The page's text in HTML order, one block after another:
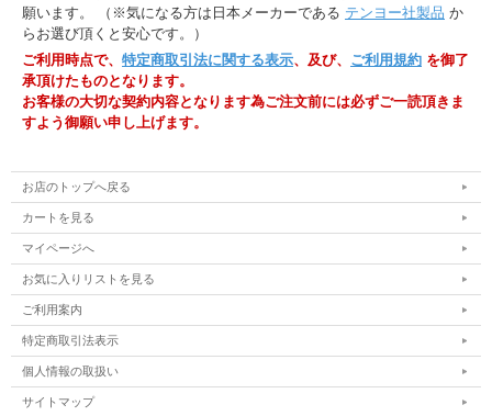
願います。 （※気になる方は日本メーカーである テンヨー社製品 か
らお選び頂くと安心です。）
ご利用時点で、 特定商取引法に関する表示、及び、 ご利用規約 を御了
承頂けたものとなります。
お客様の大切な契約内容となります為ご注文前には必ずご一読頂きま
すよう御願い申し上げます。
お店のトップへ戻る
カートを見る
マイページへ
お気に入りリストを見る
ご利用案内
特定商取引法表示
個人情報の取扱い
サイトマップ